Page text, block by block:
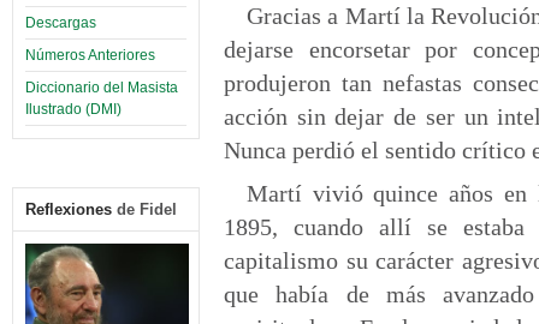
Descargas
Números Anteriores
Diccionario del Masista
Ilustrado (DMI)
Reflexiones de Fidel
Gracias a Martí la
dejarse encorsetar por
produjeron tan nefastas
acción sin dejar de ser un
Nunca perdió el sentido crítico
Martí vivió quince años en
1895, cuando allí se
capitalismo su carácter
que había de más